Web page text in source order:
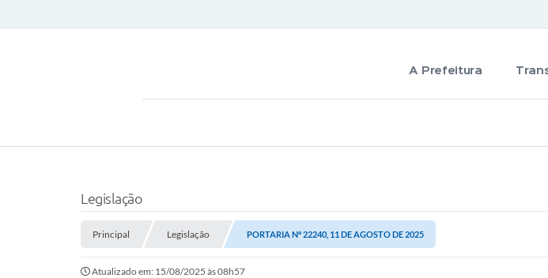
A Prefeitura
Legislação
Principal Legislação PORTARIA Nº 22240, 11 DE AGOSTO DE 2025
Atualizado em: 15/08/2025 às 08h57